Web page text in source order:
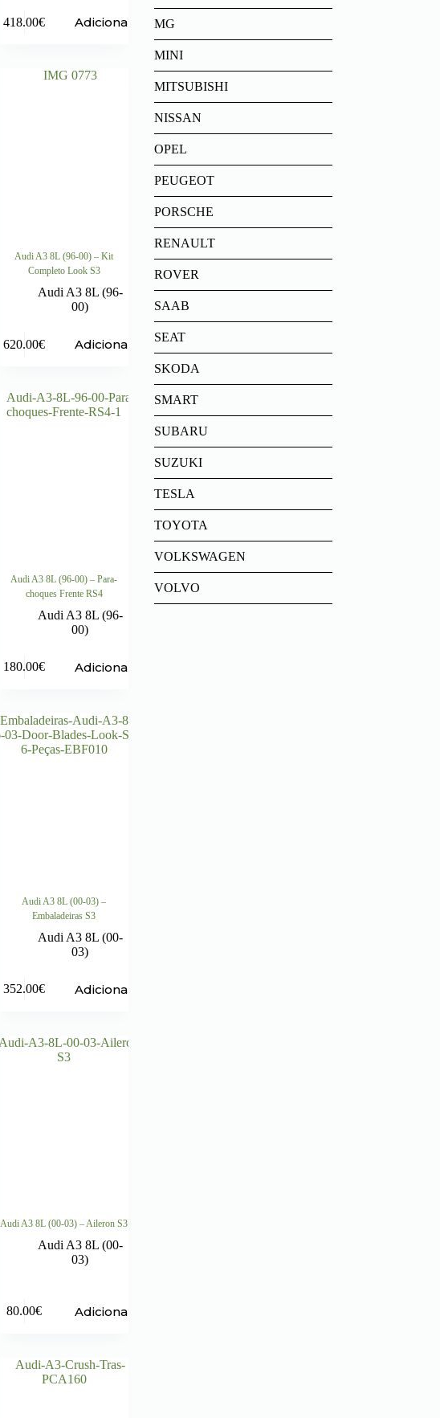
418.00€ Adicionar
Audi A3 8L (96-00) – Kit
Completo Look S3
Audi A3 8L (96-
00)
620.00€ Adicionar
Audi A3 8L (96-00) – Para-
choques Frente RS4
Audi A3 8L (96-
00)
180.00€ Adicionar
Audi A3 8L (00-03) –
Embaladeiras S3
Audi A3 8L (00-
03)
352.00€ Adicionar
Audi A3 8L (00-03) – Aileron S3
Audi A3 8L (00-
03)
80.00€ Adicionar
MG
MINI
MITSUBISHI
NISSAN
OPEL
PEUGEOT
PORSCHE
RENAULT
ROVER
SAAB
SEAT
SKODA
SMART
SUBARU
SUZUKI
TESLA
TOYOTA
VOLKSWAGEN
VOLVO